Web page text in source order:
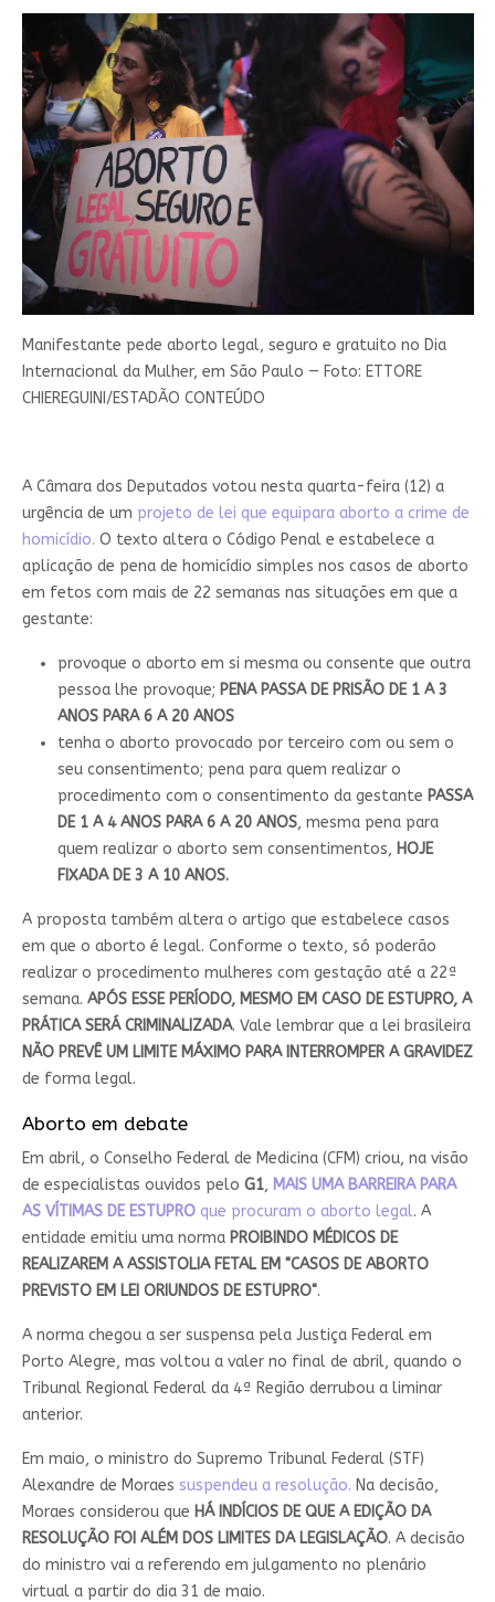
Manifestante pede aborto legal, seguro e gratuito no Dia
Internacional da Mulher, em São Paulo — Foto: ETTORE
CHIEREGUINI/ESTADÃO CONTEÚDO
A Câmara dos Deputados votou nesta quarta-feira (12) a
urgência de um projeto de lei que equipara aborto a crime de
homicídio. O texto altera o Código Penal e estabelece a
aplicação de pena de homicídio simples nos casos de aborto
em fetos com mais de 22 semanas nas situações em que a
gestante:
provoque o aborto em si mesma ou consente que outra
pessoa lhe provoque; PENA PASSA DE PRISÃO DE 1 A 3
ANOS PARA 6 A 20 ANOS
tenha o aborto provocado por terceiro com ou sem o
seu consentimento; pena para quem realizar o
procedimento com o consentimento da gestante PASSA
DE 1 A 4 ANOS PARA 6 A 20 ANOS, mesma pena para
quem realizar o aborto sem consentimentos, HOJE
FIXADA DE 3 A 10 ANOS.
A proposta também altera o artigo que estabelece casos
em que o aborto é legal. Conforme o texto, só poderão
realizar o procedimento mulheres com gestação até a 22ª
semana. APÓS ESSE PERÍODO, MESMO EM CASO DE ESTUPRO, A
PRÁTICA SERÁ CRIMINALIZADA. Vale lembrar que a lei brasileira
NÃO PREVÊ UM LIMITE MÁXIMO PARA INTERROMPER A GRAVIDEZ
de forma legal.
Aborto em debate
Em abril, o Conselho Federal de Medicina (CFM) criou, na visão
de especialistas ouvidos pelo G1, MAIS UMA BARREIRA PARA
AS VÍTIMAS DE ESTUPROque procuram o aborto legal. A
entidade emitiu uma norma PROIBINDO MÉDICOS DE
REALIZAREM A ASSISTOLIA FETAL EM "CASOS DE ABORTO
PREVISTO EM LEI ORIUNDOS DE ESTUPRO".
A norma chegou a ser suspensa pela Justiça Federal em
Porto Alegre, mas voltou a valer no final de abril, quando o
Tribunal Regional Federal da 4ª Região derrubou a liminar
anterior.
Em maio, o ministro do Supremo Tribunal Federal (STF)
Alexandre de Moraes suspendeu a resolução. Na decisão,
Moraes considerou que HÁ INDÍCIOS DE QUE A EDIÇÃO DA
RESOLUÇÃO FOI ALÉM DOS LIMITES DA LEGISLAÇÃO. A decisão
do ministro vai a referendo em julgamento no plenário
virtual a partir do dia 31 de maio.